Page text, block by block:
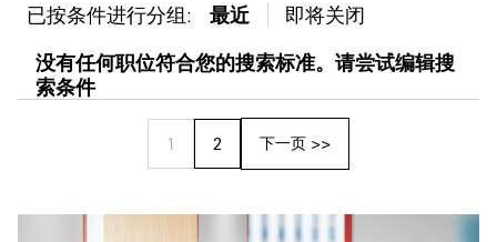
已按条件进行分组:
最近
即将关闭
没有任何职位符合您的搜索标准。请尝试编辑搜
索条件
1 2 下一页 >>